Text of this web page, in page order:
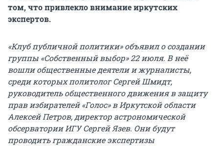
том, что привлекло внимание иркутских
экспертов.
«Клуб публичной политики» объявил о создании
группы «Собственный выбор» 22 июля. В неё
вошли общественные деятели и журналисты,
среди которых политолог Сергей Шмидт,
руководитель общественного движения в защиту
прав избирателей «Голос» в Иркутской области
Алексей Петров, директор астрономической
обсерватории ИГУ Сергей Язев. Они будут
проводить гражданские экспертизы